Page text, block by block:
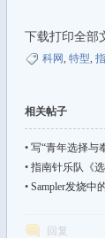
下载打印全部
科网, 特型,
相关帖子
• 写“青年选择与
• 指南针乐队《
• Sampler发烧中
回复